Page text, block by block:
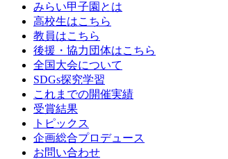
みらい甲子園とは
高校生はこちら
教員はこちら
後援・協力団体はこちら
全国大会について
SDGs探究学習
これまでの開催実績
受賞結果
トピックス
企画総合プロデュース
お問い合わせ